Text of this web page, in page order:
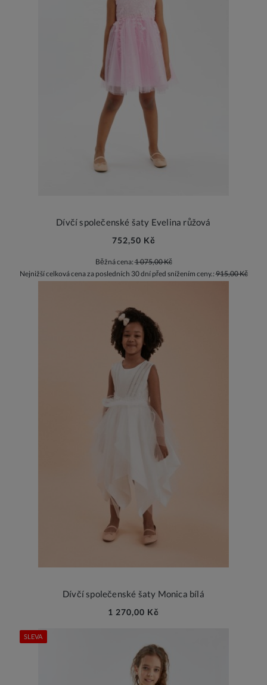
Dívčí společenské šaty Evelina růžová
752,50 Kč
Běžná cena:1 075,00 Kč
Nejnižší celková cena za posledních 30 dní před snížením ceny.:915,00 Kč
Dívčí společenské šaty Monica bílá
1 270,00 Kč
SLEVA